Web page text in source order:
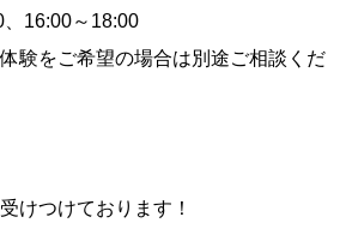
16:00～18:00
験をご希望の場合は別途ご相談くだ
けつけております！